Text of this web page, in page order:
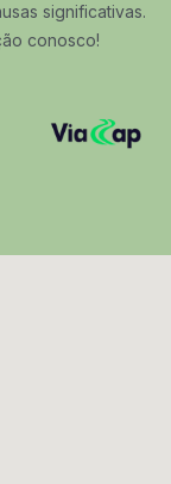
significativas.
conosco!